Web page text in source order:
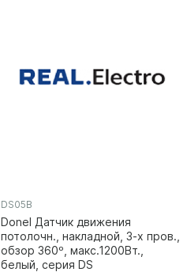
DS05B
Donel Датчик движения
потолочн., накладной, 3-х пров.,
обзор 360º, макс.1200Вт.,
белый, серия DS